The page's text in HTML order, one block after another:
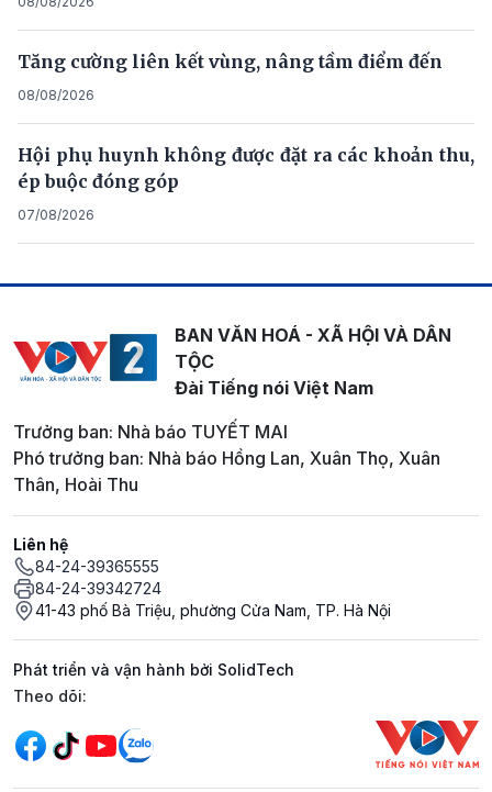
Tăng cường liên kết vùng, nâng tầm điểm đến
08/08/2026
Hội phụ huynh không được đặt ra các khoản thu,
ép buộc đóng góp
07/08/2026
BAN VĂN HOÁ - XÃ HỘI VÀ DÂN
TỘC
Đài Tiếng nói Việt Nam
Trưởng ban: Nhà báo TUYẾT MAI
Phó trưởng ban: Nhà báo Hồng Lan, Xuân Thọ, Xuân
Thân, Hoài Thu
Liên hệ
84-24-39365555
84-24-39342724
41-43 phố Bà Triệu, phường Cửa Nam, TP. Hà Nội
Phát triển và vận hành bởi SolidTech
Mạng xã hội
Theo dõi: